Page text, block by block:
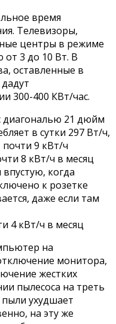
время
Телевизоры,
центры в режиме
3 до 10 Вт. В
оставленные в
300-400 КВт/час.
диагональю 21 дюйм
в сутки 297 Bт/ч,
почти 9 кВт/ч
8 кВт/ч в месяц
впустую, когда
к розетке
даже если там
4 кВт/ч в месяц
на
монитора,
жестких
пылесоса на треть
ухудшает
на эту же